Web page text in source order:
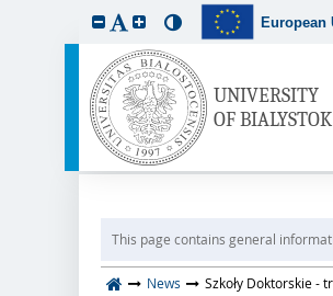
European
This page contains general
News Szkoły Doktorskie -